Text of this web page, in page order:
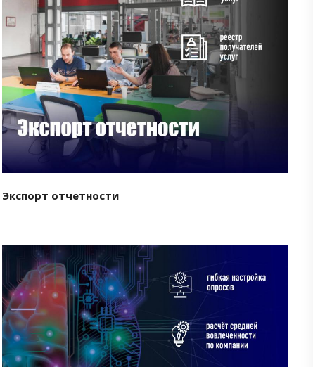
Смотреть проект
Экспорт отчетности
Смотреть проект